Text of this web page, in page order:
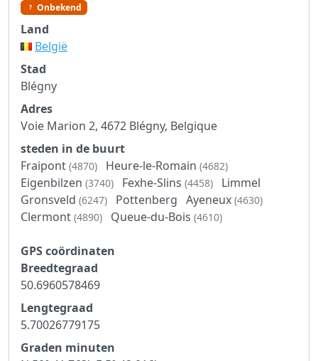
Onbekend
Land
België
Stad
Blégny
Adres
Voie Marion 2, 4672 Blégny, Belgique
steden in de buurt
Fraipont (4870) Heure-le-Romain (4682)
Eigenbilzen (3740) Fexhe-Slins (4458)
Limmel
Gronsveld (6247) Pottenberg Ayeneux (4630)
Clermont (4890) Queue-du-Bois (4610)
GPS coördinaten
Breedtegraad
50.6960578469
Lengtegraad
5.70026779175
Graden minuten